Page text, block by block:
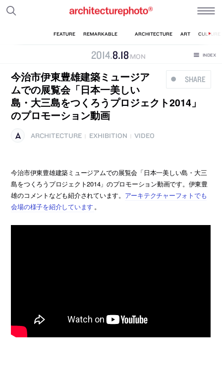
2014.8.18 MON
SHARE
今治市伊東豊雄建築ミュージア
ムでの展覧会「日本一美しい
島・大三島をつくろうプロジェクト2014」
のプロモーション動画
ARCHITECTURE EXHIBITION VIDEO
今治市伊東豊雄建築ミュージアムでの展覧会「日本一美しい島・大三
島をつくろうプロジェクト2014」のプロモーション動画です。伊東豊
雄のコメントなども紹介されています。 アーキテクチャーフォトでも
会場の様子を紹介しています 。